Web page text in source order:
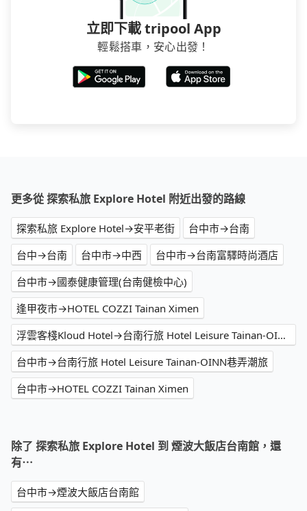
立即下載 tripool App
輕鬆搭車，安心出發！
更多從 探索私旅 Explore Hotel 附近出發的路線
探索私旅 Explore Hotel→安平老街
台中市→台南
台中→台南
台中市→中西
台中市→台南富驛時尚酒店
台中市→國泰健康管理(台南健檢中心)
逢甲夜市→HOTEL COZZI Tainan Ximen
浮雲客棧Kloud Hotel→台南行旅 Hotel Leisure Tainan-OINN巷弄潮旅
台中市→台南行旅 Hotel Leisure Tainan-OINN巷弄潮旅
台中市→HOTEL COZZI Tainan Ximen
除了 探索私旅 Explore Hotel 到 煙波大飯店台南館，還
有⋯
台中市→煙波大飯店台南館